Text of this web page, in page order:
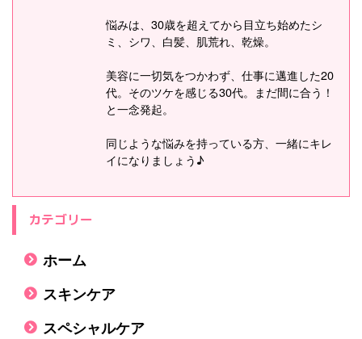
悩みは、30歳を超えてから目立ち始めたシ
ミ、シワ、白髪、肌荒れ、乾燥。
美容に一切気をつかわず、仕事に邁進した20
代。そのツケを感じる30代。まだ間に合う！
と一念発起。
同じような悩みを持っている方、一緒にキレ
イになりましょう♪
カテゴリー
ホーム
スキンケア
スペシャルケア